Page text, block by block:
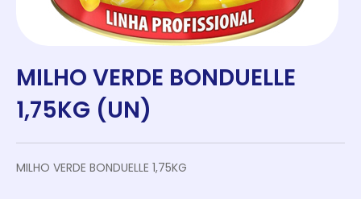
MILHO VERDE BONDUELLE
1,75KG (UN)
MILHO VERDE BONDUELLE 1,75KG